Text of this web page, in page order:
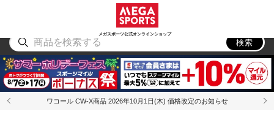
メガスポーツ公式オンラインショップ
アウトドア
検索
ワコール CW-X商品 2026年10月1日(木) 価格改定のお知らせ